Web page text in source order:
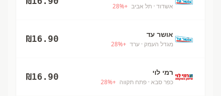
אשדוד · תל אביב +
28%
אושר עד
מגדל העמק · ערד +
28%
₪16.90
רמי לוי
כפר סבא · פתח תקווה +
28%
₪16.90